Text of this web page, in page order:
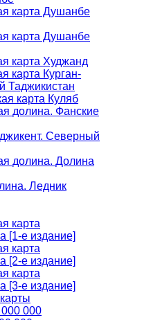
карта Душанбе
карта Душанбе
карта Худжанд
карта Курган-
карта Куляб
долина. Фанские
Северный
долина. Долина
Ледник
карта
[1-е издание]
карта
[2-е издание]
карта
[3-е издание]
000